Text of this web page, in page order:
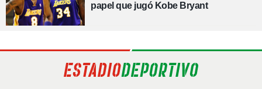
papel que jugó Kobe Bryant